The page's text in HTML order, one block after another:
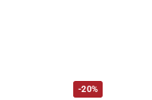
-20%